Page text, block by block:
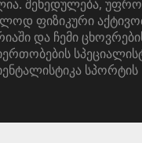
შეხედულება, უფრო
ფიზიკური
და ჩემი
სპორტის